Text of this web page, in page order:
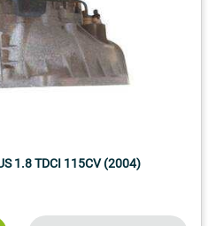
1.8 TDCI 115CV (2004)